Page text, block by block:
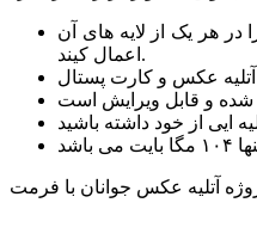
در هر یک از لایه های آن
اعمال کیند.